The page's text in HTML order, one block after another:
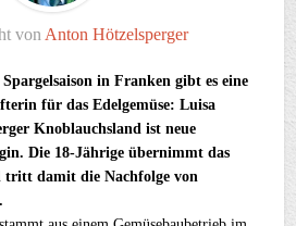
von Anton Hötzelsperger
in Franken gibt es eine
für das Edelgemüse: Luisa
Knoblauchsland ist neue
Die 18-Jährige übernimmt das
damit die Nachfolge von